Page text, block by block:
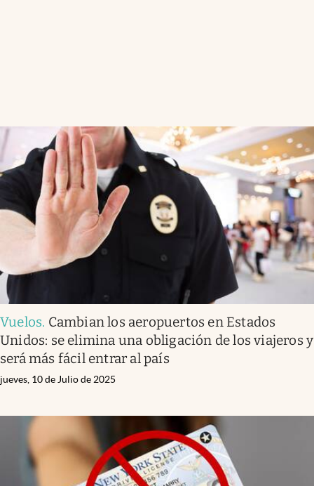
Vuelos. Cambian los aeropuertos en Estados
Unidos: se elimina una obligación de los viajeros y
será más fácil entrar al país
jueves, 10 de Julio de 2025